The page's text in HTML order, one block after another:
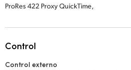
ProRes 422 Proxy QuickTime,
Control
Control externo